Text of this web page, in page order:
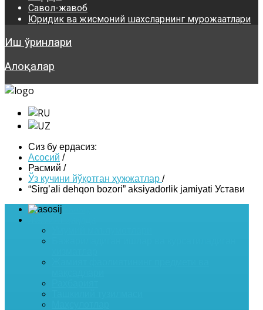
Савол-жавоб
Юридик ва жисмоний шахсларнинг мурожаатлари
Иш ўринлари
Алоқалар
Сиз бу ердасиз:
Асосий /
Расмий /
Ўз кучини йўқотган ҳужжатлар /
“Sirg’ali dehqon bozori” aksiyadorlik jamiyati Устави